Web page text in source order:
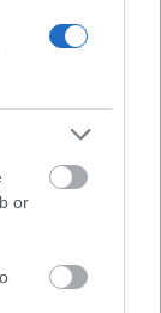
or
bús